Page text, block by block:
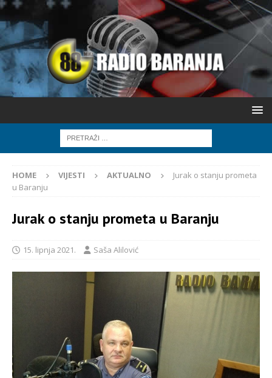
HOME VIJESTI AKTUALNO
Jurak o stanju prometa
u Baranju
Jurak o stanju prometa u Baranju
15. lipnja 2021. Saša Alilović